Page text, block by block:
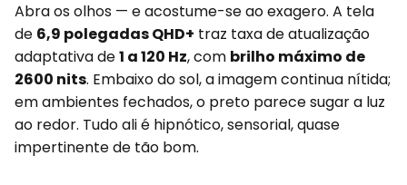
Abra os olhos — e acostume-se ao exagero. A tela
de 6,9 polegadas QHD+ traz taxa de atualização
adaptativa de1 a 120 Hz, com brilho máximo de
2600 nits. Embaixo do sol, a imagem continua nítida;
em ambientes fechados, o preto parece sugar a luz
ao redor. Tudo ali é hipnótico, sensorial, quase
impertinente de tão bom.